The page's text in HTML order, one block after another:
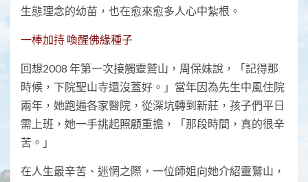
生態理念的幼苗，也在愈來愈多人心中紮根。
一棒加持 喚醒佛緣種子
回想2008 年第一次接觸靈鷲山，周保妹說，「記得那
時候，下院聖山寺還沒蓋好。」當年因為先生中風住院
兩年，她跑遍各家醫院，從深坑轉到新莊，孩子們平日
需上班，她一手挑起照顧重擔，「那段時間，真的很辛
苦。」
在人生最辛苦、迷惘之際，一位師姐向她介紹靈鷲山，